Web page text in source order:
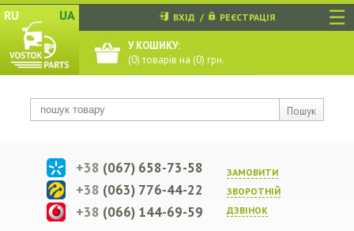
☰
RU UA
Пошук
ВХІД / РЕЄСТРАЦІЯ
У КОШИКУ:
(0) товарів на (0) грн.
ЗАМОВИТИ
ЗВОРОТНIЙ
ДЗВIНОК
+38 (067) 658-73-58
+38 (063) 776-44-22
+38 (066) 144-69-59